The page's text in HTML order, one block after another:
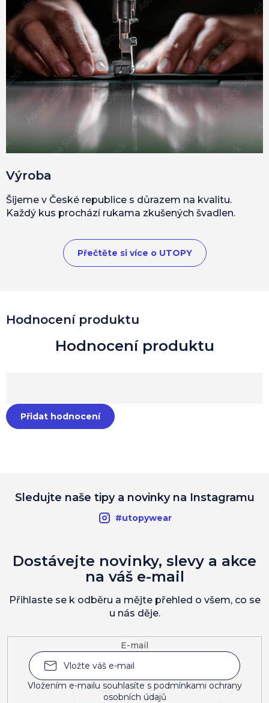
Hodnocení produktu
Přidat hodnocení
Výroba
Šijeme v České republice s důrazem na kvalitu.
Každý kus prochází rukama zkušených švadlen.
Přečtěte si více o UTOPY
Sledujte naše tipy a novinky na Instagramu
#utopywear
E-mail
Vložením e-mailu souhlasíte s podmínkami ochrany
osobních údajů
Dostávejte novinky, slevy a akce
na váš e-mail
Přihlaste se k odběru a mějte přehled o všem, co se
u nás děje.